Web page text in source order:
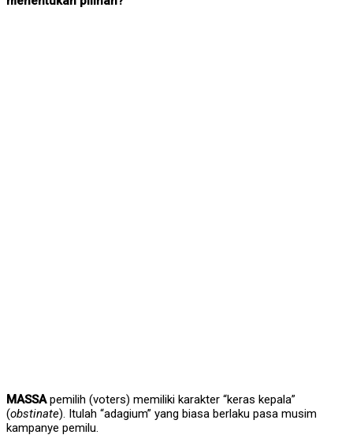
MASSApemilih (voters) memiliki karakter “keras kepala”
(obstinate). Itulah “adagium” yang biasa berlaku pasa musim
kampanye pemilu.